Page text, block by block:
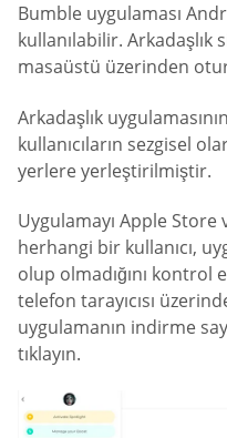
Bumble uygulaması
kullanılabilir. Arkadaşlık
masaüstü üzerinden
Arkadaşlık
kullanıcıların sezgisel
yerlere yerleştirilmiştir.
Uygulamayı Apple Store
herhangi bir kullanıcı,
olup olmadığını
telefon tarayıcısı
uygulamanın indirme
tıklayın.